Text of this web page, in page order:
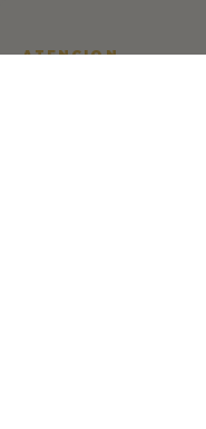
ATENCION